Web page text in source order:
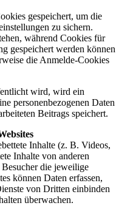
gespeichert, um die
zu sichern.
während Cookies für
gespeichert werden
die Anmelde-Cookies
wird, wird ein
personenbezogenen Daten
Beitrags speichert.
Inhalte (z. B. Videos,
Inhalte von anderen
Besucher die jeweilige
können Daten erfassen,
von Dritten einbinden
überwachen.